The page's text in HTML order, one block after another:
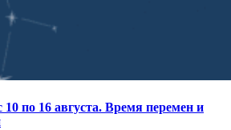
10 по 16 августа. Время перемен и